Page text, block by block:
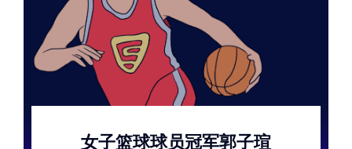
女子篮球球员冠军郭子瑄